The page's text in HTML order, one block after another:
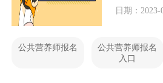
服务。那么
日期：2023-
公共营养师报名
公共营养师报名
入口